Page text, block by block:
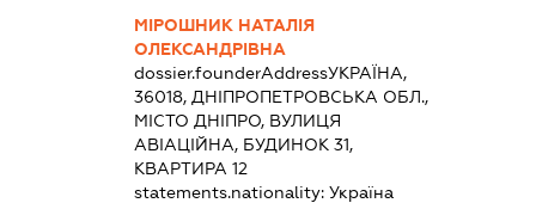
МІРОШНИК НАТАЛІЯ
ОЛЕКСАНДРІВНА
dossier.founderAddressУКРАЇНА,
36018, ДНІПРОПЕТРОВСЬКА ОБЛ.,
МІСТО ДНІПРО, ВУЛИЦЯ
АВІАЦІЙНА, БУДИНОК 31,
КВАРТИРА 12
statements.nationality: Україна